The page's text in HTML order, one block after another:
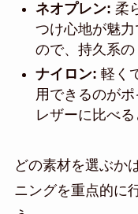
ネオプレン: 柔
つけ心地が魅
ので、持久系の
ナイロン: 軽く
用できるのが
レザーに比べる
どの素材を選ぶか
ニングを重点的に